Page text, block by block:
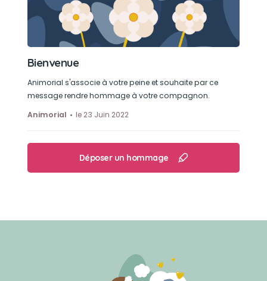
Bienvenue
Animorial s'associe à votre peine et souhaite par ce
message rendre hommage à votre compagnon.
Animorial
le 23 Juin 2022
Déposer un hommage